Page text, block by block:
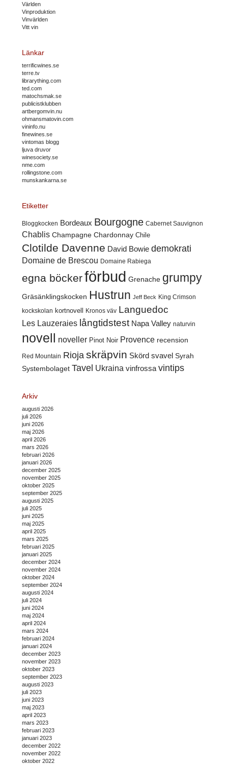
Världen
Vinproduktion
Vinvärlden
Vitt vin
Länkar
terrificwines.se
terre.tv
librarything.com
ted.com
matochsmak.se
publicistklubben
artbergomvin.nu
ohmansmatovin.com
vininfo.nu
finewines.se
vintomas blogg
ljuva druvor
winesociety.se
nme.com
rollingstone.com
munskankarna.se
Etiketter
Bloggkocken Bordeaux Bourgogne Cabernet Sauvignon
Chablis Champagne Chardonnay Chile
Clotilde Davenne David Bowie demokrati
Domaine de Brescou Domaine Rabiega
egna böckerförbud Grenache grumpy
Gräsänklingskocken Hustrun Jeff Beck King Crimson
kockskolan kortnovell Kronos väv Languedoc
Les Lauzeraies långtidstest Napa Valley naturvin
novell noveller Pinot Noir Provence recension
Red Mountain Rioja skräpvin Skörd svavel Syrah
Systembolaget Tavel Ukraina vinfrossa vintips
Arkiv
augusti 2026
juli 2026
juni 2026
maj 2026
april 2026
mars 2026
februari 2026
januari 2026
december 2025
november 2025
oktober 2025
september 2025
augusti 2025
juli 2025
juni 2025
maj 2025
april 2025
mars 2025
februari 2025
januari 2025
december 2024
november 2024
oktober 2024
september 2024
augusti 2024
juli 2024
juni 2024
maj 2024
april 2024
mars 2024
februari 2024
januari 2024
december 2023
november 2023
oktober 2023
september 2023
augusti 2023
juli 2023
juni 2023
maj 2023
april 2023
mars 2023
februari 2023
januari 2023
december 2022
november 2022
oktober 2022